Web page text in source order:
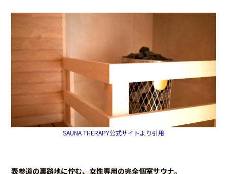
SAUNA THERAPY公式サイトより引用
表参道の裏路地に佇む、女性専用の完全個室サウナ。